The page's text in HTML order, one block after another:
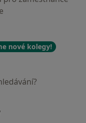
nové kolegy!